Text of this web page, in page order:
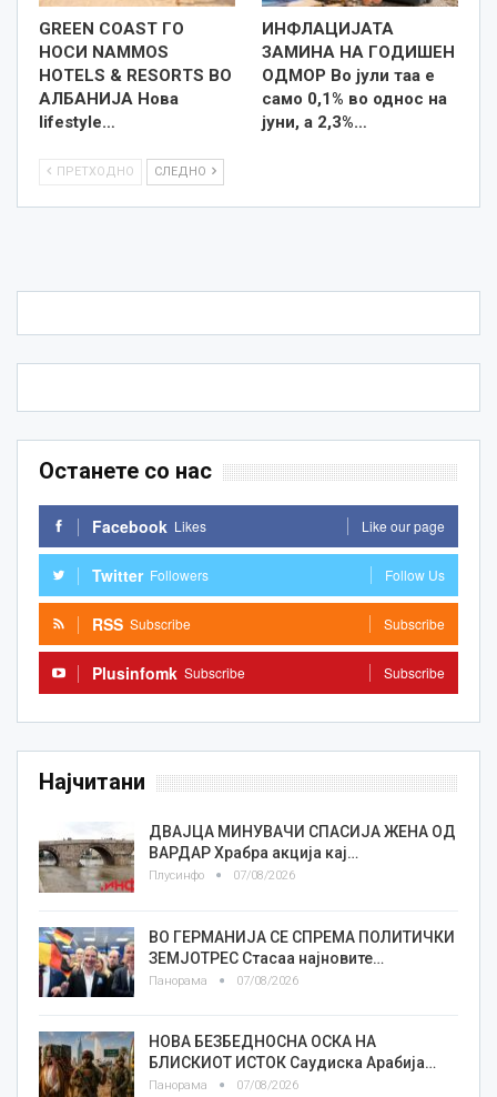
GREEN COAST ГО
НОСИ NAMMOS
HOTELS & RESORTS ВО
АЛБАНИЈА Нова
lifestyle…
ИНФЛАЦИЈАТА
ЗАМИНА НА ГОДИШЕН
ОДМОР Во јули таа е
само 0,1% во однос на
јуни, а 2,3%…
ПРЕТХОДНО СЛЕДНО
Останете со нас
Facebook Likes Like our page
Twitter Followers Follow Us
RSS Subscribe Subscribe
Plusinfomk Subscribe Subscribe
Најчитани
ДВАЈЦА МИНУВАЧИ СПАСИЈА ЖЕНА ОД
ВАРДАР Храбра акција кај…
Плусинфо 07/08/2026
ВО ГЕРМАНИЈА СЕ СПРЕМА ПОЛИТИЧКИ
ЗЕМЈОТРЕС Стасаа најновите…
Панорама 07/08/2026
НОВА БЕЗБЕДНОСНА ОСКА НА
БЛИСКИОТ ИСТОК Саудиска Арабија…
Панорама 07/08/2026